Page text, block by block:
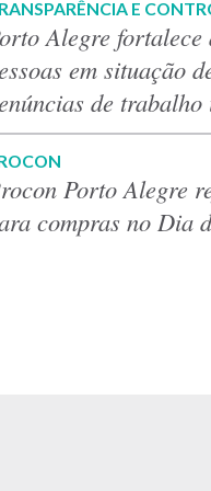
E
Alegre fortalece
em situação
de
Porto Alegre
compras no Dia